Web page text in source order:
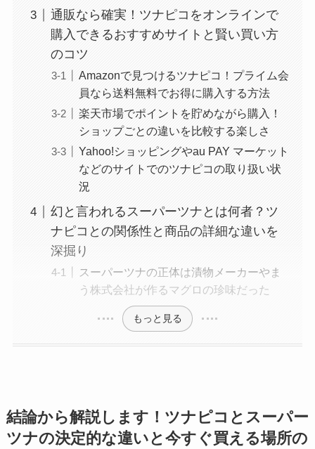
通販なら確実！ツナピコをオンラインで
購入できるおすすめサイトと賢い買い方
のコツ
Amazonで見つけるツナピコ！プライム会
員なら送料無料でお得に購入する方法
楽天市場でポイントを貯めながら購入！
ショップごとの違いを比較する楽しさ
Yahoo!ショッピングやau PAY マーケット
などのサイトでのツナピコの取り扱い状
況
幻と言われるスーパーツナとは何者？ツ
ナピコとの関係性と商品の詳細な違いを
深掘り
スーパーツナの正体は漬物メーカーやま
う株式会社が作るマグロの珍味だった
もっと見る
結論から解説します！ツナピコとスーパー
ツナの決定的な違いと今すぐ買える場所の